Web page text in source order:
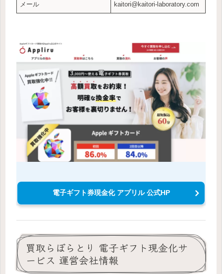
メール kaitori@kaitori-laboratory.com
電子ギフト券現金化 アプリル 公式HP
買取らぼらとり 電子ギフト現金化サ
ービス 運営会社情報